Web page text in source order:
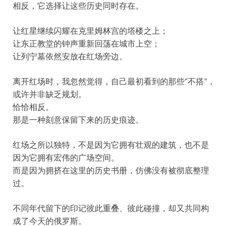
相反，它选择让这些历史同时存在。
让红星继续闪耀在克里姆林宫的塔楼之上；
让东正教堂的钟声重新回荡在城市上空；
让列宁墓依然安放在红场旁边。
离开红场时，我忽然觉得，自己最初看到的那些“不搭”，
或许并非缺乏规划。
恰恰相反。
那是一种刻意保留下来的历史痕迹。
红场之所以独特，不是因为它拥有壮观的建筑，也不是
因为它拥有宏伟的广场空间。
而是因为拥挤在这里的历史书册，仿佛没有被彻底整理
过。
不同年代留下的印记彼此重叠、彼此碰撞，却又共同构
成了今天的俄罗斯。